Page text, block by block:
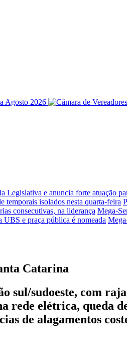
Legislativa e anuncia forte atuação
temporais isolados nesta quarta-feira
consecutivas, na liderança Mega-
UBS e praça pública é nomeada
Catarina
sul/sudoeste, com
rede elétrica, queda
de alagamentos